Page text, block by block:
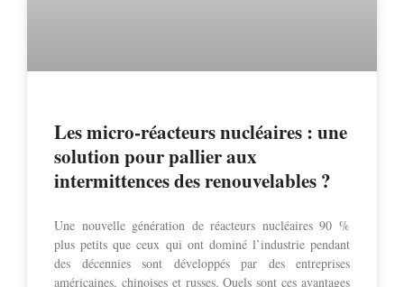
Les micro-réacteurs nucléaires : une
solution pour pallier aux
intermittences des renouvelables ?
Une nouvelle génération de réacteurs nucléaires 90 %
plus petits que ceux qui ont dominé l’industrie pendant
des décennies sont développés par des entreprises
américaines, chinoises et russes. Quels sont ces avantages